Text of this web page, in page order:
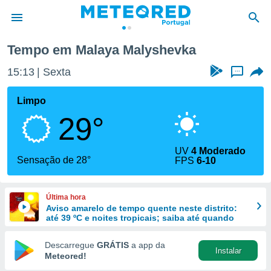
da
foi
fornecidas
a este
das
e
forma
digital
Tempo em Malaya Malyshevka
15:13 Sexta ...
Limpo
29°
Sensação de 28°
UV4 Moderado
FPS6-10
Última hora
Aviso amarelo de tempo quente neste distrito:
até 39 ºC e noites tropicais; saiba até quando
Descarregue GRÁTIS a app da
Meteored!
Instalar